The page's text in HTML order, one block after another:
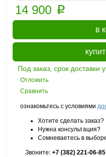
14 900 p
в
Под заказ, срок доставки
Отложить
Сравнить
ознакомьтесь с условиями
Хотите сделать заказ?
Нужна консультация?
Сомневаетесь в
Звоните: +7 (382) 221-06-85